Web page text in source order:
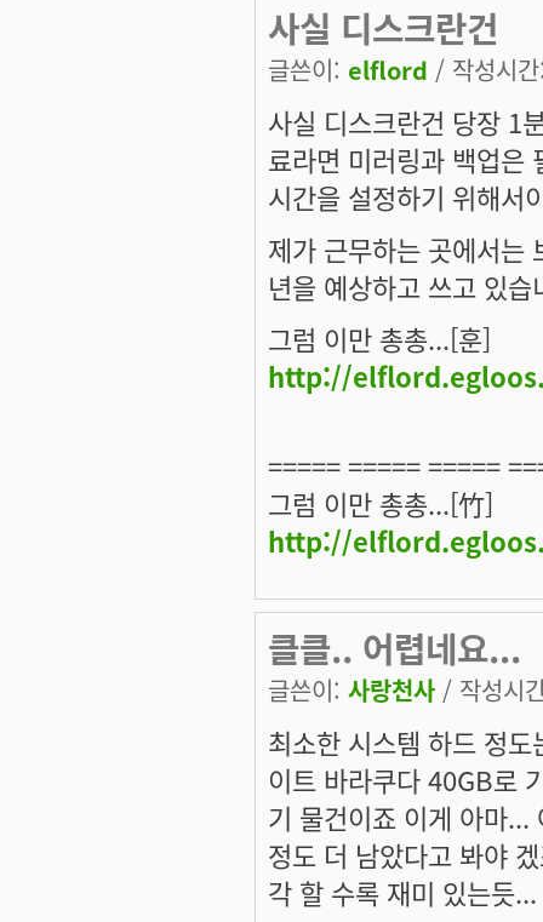
사실 디스크란건
글쓴이: elflord / 작성시
사실 디스크란건 당장 1
료라면 미러링과 백업은
시간을 설정하기 위해서
제가 근무하는 곳에서는
년을 예상하고 쓰고 있습
그럼 이만 총총...[훈]
http://
===== ===== =====
그럼 이만 총총...[竹]
http://
클클.. 어렵네요...
글쓴이: 사랑천사 / 작성시
최소한 시스템 하드 정
이트 바라쿠다 40GB로
기 물건이죠 이게 아마
정도 더 남았다고 봐야
각 할 수록 재미 있는듯...